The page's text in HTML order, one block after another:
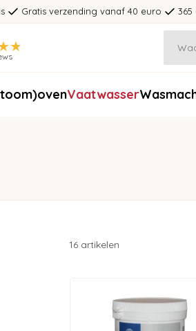
Gratis verzending vanaf 40 euro
Vaatwasser
16 artikelen